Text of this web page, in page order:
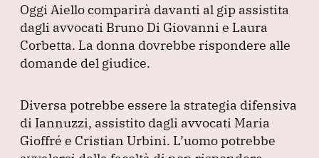
Oggi Aiello comparirà davanti al gip assistita
dagli avvocati Bruno Di Giovanni e Laura
Corbetta. La donna dovrebbe rispondere alle
domande del giudice.
Diversa potrebbe essere la strategia difensiva
di Iannuzzi, assistito dagli avvocati Maria
Gioffré e Cristian Urbini. L’uomo potrebbe